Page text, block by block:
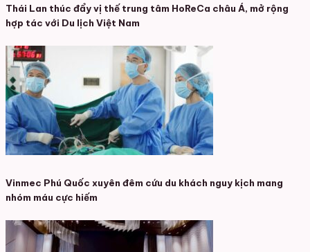
Thái Lan thúc đẩy vị thế trung tâm HoReCa châu Á, mở rộng
hợp tác với Du lịch Việt Nam
Vinmec Phú Quốc xuyên đêm cứu du khách nguy kịch mang
nhóm máu cực hiếm